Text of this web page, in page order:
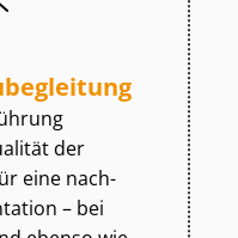
der
eine nach­
– bei